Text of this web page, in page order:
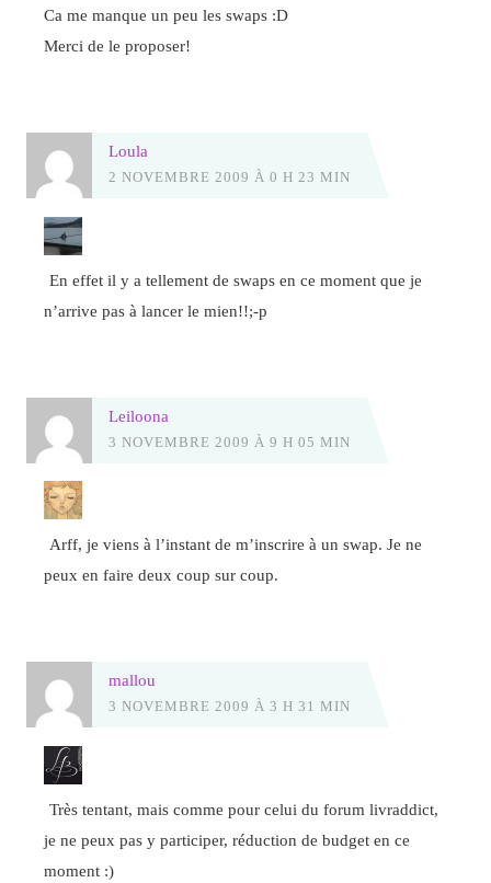
Ca me manque un peu les swaps :D
Merci de le proposer!
Loula
2 NOVEMBRE 2009 À 0 H 23 MIN
En effet il y a tellement de swaps en ce moment que je
n’arrive pas à lancer le mien!!;-p
Leiloona
3 NOVEMBRE 2009 À 9 H 05 MIN
Arff, je viens à l’instant de m’inscrire à un swap. Je ne
peux en faire deux coup sur coup.
mallou
3 NOVEMBRE 2009 À 3 H 31 MIN
Très tentant, mais comme pour celui du forum livraddict,
je ne peux pas y participer, réduction de budget en ce
moment :)